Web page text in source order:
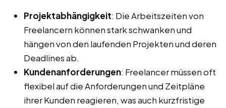
Projektabhängigkeit: Die Arbeitszeiten von
Freelancern können stark schwanken und
hängen von den laufenden Projekten und deren
Deadlines ab.
Kundenanforderungen: Freelancer müssen oft
flexibel auf die Anforderungen und Zeitpläne
ihrer Kunden reagieren, was auch kurzfristige